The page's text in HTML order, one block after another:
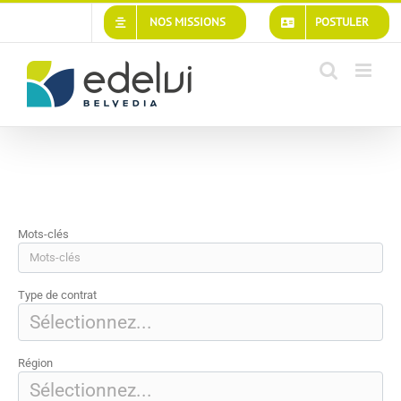
Passer
contenu
POSTULER
NOS MISSIONS
Mots-clés
Type de contrat
Région